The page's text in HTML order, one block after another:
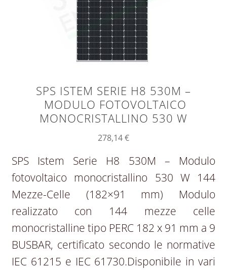
SPS ISTEM SERIE H8 530M –
MODULO FOTOVOLTAICO
MONOCRISTALLINO 530 W
278,14€
SPS Istem Serie H8 530M – Modulo
fotovoltaico monocristallino 530 W 144
Mezze-Celle (182×91 mm) Modulo
realizzato con 144 mezze celle
monocristalline tipo PERC 182 x 91 mm a 9
BUSBAR, certificato secondo le normative
IEC 61215 e IEC 61730.Disponibile in vari